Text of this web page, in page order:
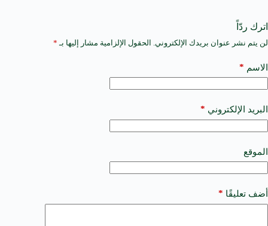
اترك ردّاً
لن يتم نشر عنوان بريدك الإلكتروني. الحقول الإلزامية مشار إليها بـ *
الاسم *
البريد الإلكتروني *
الموقع
أضف تعليقًا *
A
t
e
a
t
i
e
: